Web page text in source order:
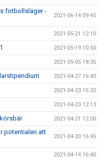
fotbollsläger -
2021-06-14 09:45
2021-05-21 12:10
2021-05-19 10:50
2021-05-05 18:35
2021-04-27 16:40
2021-04-23 15:20
2021-04-23 12:13
2021-04-21 12:00
potentialen att
2021-04-20 16:45
2021-04-14 16:40